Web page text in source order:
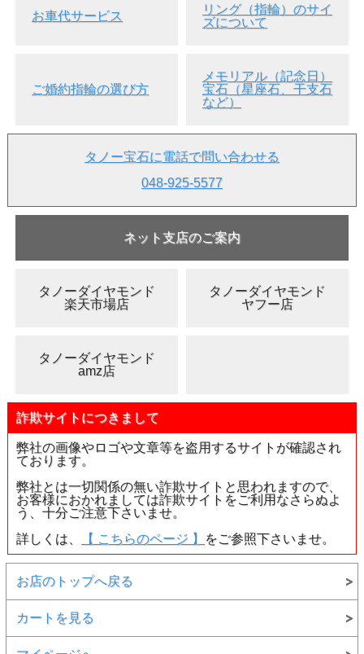
お車代サービス
リング（指輪）のサイ
ズについて
ご婚約指輪の選び方
メモリアル（記念日）
宝石（星座石、干支石
など）
タノー宝石に電話で問い合わせる
048-925-5577
ネット支店のご案内
タノーダイヤモンド
楽天市場店
タノーダイヤモンド
ヤフー店
タノーダイヤモンド
amz店
詐欺サイトにつきまして
弊社の画像やロゴや文章等を盗用するサイトが確認され
ております。
弊社とは一切関係の無い詐欺サイトと思われますので、
お客様におかれましては詐欺サイトをご利用なさらぬよ
う、十分ご注意下さいませ。
詳しくは、
【 こちらのページ 】 をご参照下さいませ。
お店のトップへ戻る
カートを見る